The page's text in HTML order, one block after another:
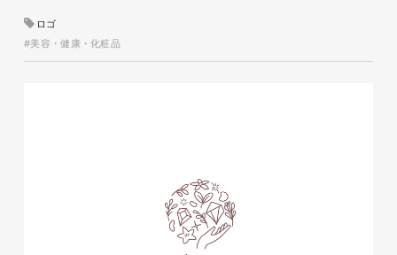
会連盟チラシ
ロゴ
#美容・健康・化粧品